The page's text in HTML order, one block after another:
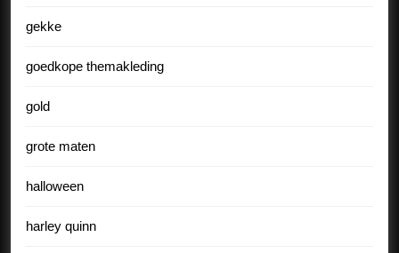
gekke
goedkope themakleding
gold
grote maten
halloween
harley quinn